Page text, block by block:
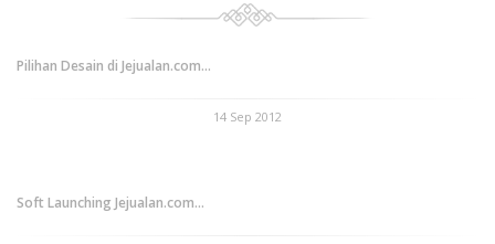
Pilihan Desain di Jejualan.com...
14 Sep 2012
Soft Launching Jejualan.com...